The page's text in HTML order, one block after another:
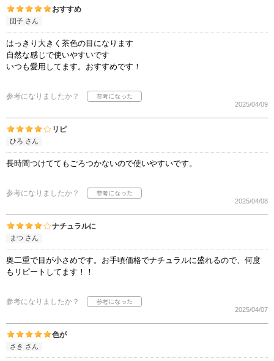
おすすめ
団子 さん
はっきり大きく茶色の目になります
自然な感じで使いやすいです
いつも愛用してます。おすすめです！
参考になりましたか？
2025/04/09
リピ
ひろ さん
長時間つけててもごろつかないので使いやすいです。
参考になりましたか？
2025/04/08
ナチュラルに
まつ さん
奥二重で目が小さめです。お手頃価格でナチュラルに盛れるので、何度
もリピートしてます！！
参考になりましたか？
2025/04/07
色が
さき さん